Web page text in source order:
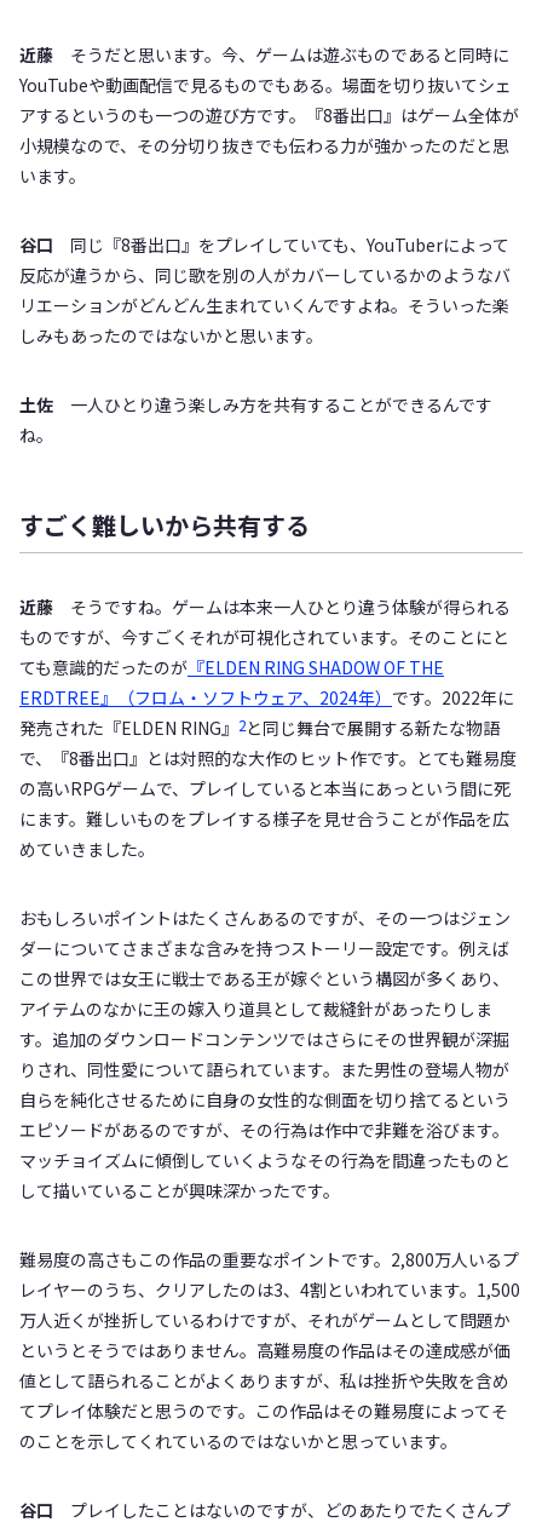
近藤 そうだと思います。今、ゲームは遊ぶものであると同時に
YouTubeや動画配信で見るものでもある。場面を切り抜いてシェ
アするというのも一つの遊び方です。『8番出口』はゲーム全体が
小規模なので、その分切り抜きでも伝わる力が強かったのだと思
います。
谷口 同じ『8番出口』をプレイしていても、YouTuberによって
反応が違うから、同じ歌を別の人がカバーしているかのようなバ
リエーションがどんどん生まれていくんですよね。そういった楽
しみもあったのではないかと思います。
土佐 一人ひとり違う楽しみ方を共有することができるんです
ね。
すごく難しいから共有する
近藤 そうですね。ゲームは本来一人ひとり違う体験が得られる
ものですが、今すごくそれが可視化されています。そのことにと
ても意識的だったのが 『ELDEN RING SHADOW OF THE
ERDTREE』（フロム・ソフトウェア、2024年） です。2022年に
発売された『ELDEN RING』 2と同じ舞台で展開する新たな物語
で、『8番出口』とは対照的な大作のヒット作です。とても難易度
の高いRPGゲームで、プレイしていると本当にあっという間に死
にます。難しいものをプレイする様子を見せ合うことが作品を広
めていきました。
おもしろいポイントはたくさんあるのですが、その一つはジェン
ダーについてさまざまな含みを持つストーリー設定です。例えば
この世界では女王に戦士である王が嫁ぐという構図が多くあり、
アイテムのなかに王の嫁入り道具として裁縫針があったりしま
す。追加のダウンロードコンテンツではさらにその世界観が深掘
りされ、同性愛について語られています。また男性の登場人物が
自らを純化させるために自身の女性的な側面を切り捨てるという
エピソードがあるのですが、その行為は作中で非難を浴びます。
マッチョイズムに傾倒していくようなその行為を間違ったものと
して描いていることが興味深かったです。
難易度の高さもこの作品の重要なポイントです。2,800万人いるプ
レイヤーのうち、クリアしたのは3、4割といわれています。1,500
万人近くが挫折しているわけですが、それがゲームとして問題か
というとそうではありません。高難易度の作品はその達成感が価
値として語られることがよくありますが、私は挫折や失敗を含め
てプレイ体験だと思うのです。この作品はその難易度によってそ
のことを示してくれているのではないかと思っています。
谷口 プレイしたことはないのですが、どのあたりでたくさんプ